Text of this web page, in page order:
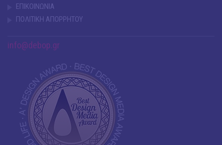
ΕΠΙΚΟΙΝΩΝΙΑ
ΠΟΛΙΤΙΚΗ ΑΠΟΡΡΗΤΟΥ
info@debop.gr